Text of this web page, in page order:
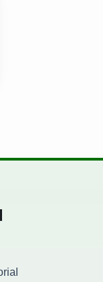
no chão?